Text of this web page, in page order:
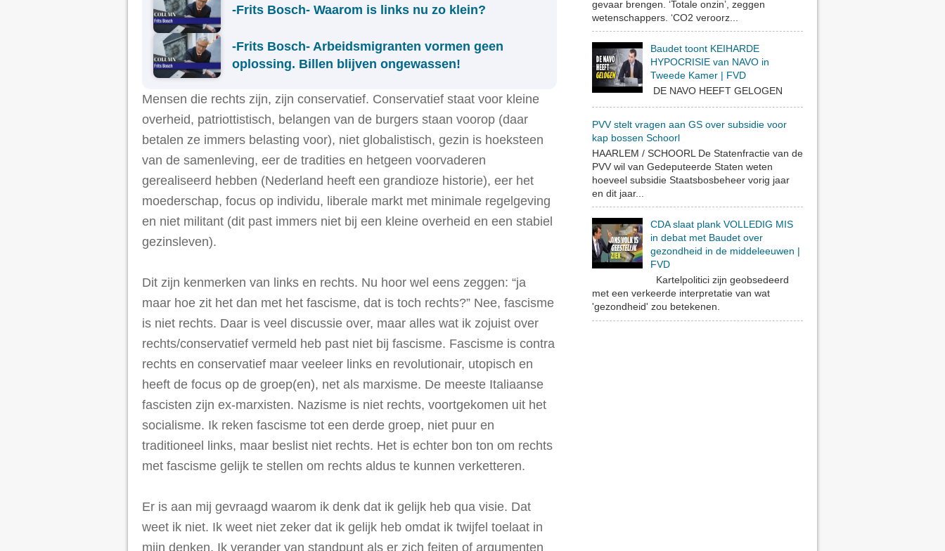
-Frits Bosch- Waarom is links nu zo klein?
-Frits Bosch- Arbeidsmigranten vormen geen
oplossing. Billen blijven ongewassen!
Mensen die rechts zijn, zijn conservatief. Conservatief staat voor kleine
overheid, patriottistisch, belangen van de burgers staan voorop (daar
betalen ze immers belasting voor), niet globalistisch, gezin is hoeksteen
van de samenleving, eer de tradities en hetgeen voorvaderen
gerealiseerd hebben (Nederland heeft een grandioze historie), eer het
moederschap, focus op individu, liberale markt met minimale regelgeving
en niet militant (dit past immers niet bij een kleine overheid en een stabiel
gezinsleven).
Dit zijn kenmerken van links en rechts. Nu hoor wel eens zeggen: “ja
maar hoe zit het dan met het fascisme, dat is toch rechts?” Nee, fascisme
is niet rechts. Daar is veel discussie over, maar alles wat ik zojuist over
rechts/conservatief vermeld heb past niet bij fascisme. Fascisme is contra
rechts en conservatief maar veeleer links en revolutionair, utopisch en
heeft de focus op de groep(en), net als marxisme. De meeste Italiaanse
fascisten zijn ex-marxisten. Nazisme is niet rechts, voortgekomen uit het
socialisme. Ik reken fascisme tot een derde groep, niet puur en
traditioneel links, maar beslist niet rechts. Het is echter bon ton om rechts
met fascisme gelijk te stellen om rechts aldus te kunnen verketteren.
Er is aan mij gevraagd waarom ik denk dat ik gelijk heb qua visie. Dat
weet ik niet. Ik weet niet zeker dat ik gelijk heb omdat ik twijfel toelaat in
mijn denken. Ik verander van standpunt als er zich feiten of argumenten
gevaar brengen. ‘Totale onzin’, zeggen
wetenschappers. ‘CO2 veroorz...
Baudet toont KEIHARDE
HYPOCRISIE van NAVO in
Tweede Kamer | FVD
DE NAVO HEEFT GELOGEN
PVV stelt vragen aan GS over subsidie voor
kap bossen Schoorl
HAARLEM / SCHOORL De Statenfractie van de
PVV wil van Gedeputeerde Staten weten
hoeveel subsidie Staatsbosbeheer vorig jaar
en dit jaar...
CDA slaat plank VOLLEDIG MIS
in debat met Baudet over
gezondheid in de middeleeuwen |
FVD
Kartelpolitici zijn geobsedeerd
met een verkeerde interpretatie van wat
'gezondheid' zou betekenen.